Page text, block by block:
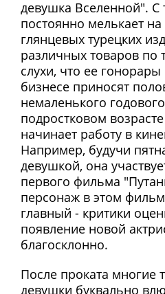
девушка Вселенной". С
постоянно мелькает
глянцевых турецких
различных товаров по
слухи, что ее
бизнесе приносят
немаленького
подростковом возрасте
начинает работу в
Например, будучи
девушкой, она
первого фильма
персонаж в этом
главный - критики
появление новой
благосклонно.
После проката многие
девушки буквально